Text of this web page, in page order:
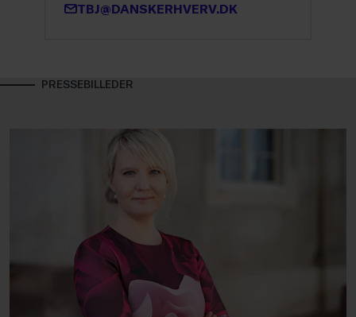
TBJ@DANSKERHVERV.DK
PRESSEBILLEDER